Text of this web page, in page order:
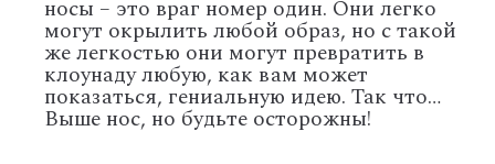
носы – это враг номер один. Они легко
могут окрылить любой образ, но с такой
же легкостью они могут превратить в
клоунаду любую, как вам может
показаться, гениальную идею. Так что…
Выше нос, но будьте осторожны!